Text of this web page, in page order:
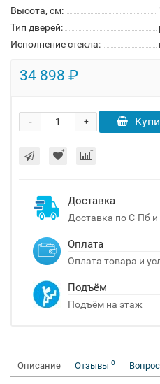
Высота, см:
Тип дверей:
Исполнение стекла:
34 898 ₽
+
-
Доставка
Доставка по С-Пб и
Оплата
Оплата товара и
Подъём
Подъём на этаж
Описание Отзывы 0